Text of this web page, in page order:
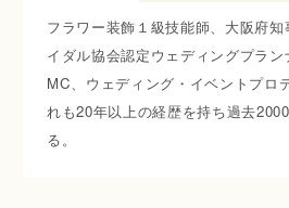
フラワー装飾１級技能師、大阪府
イダル協会認定ウェディングプラン
MC、ウェディング・イベントプロ
れも20年以上の経歴を持ち過去
る。